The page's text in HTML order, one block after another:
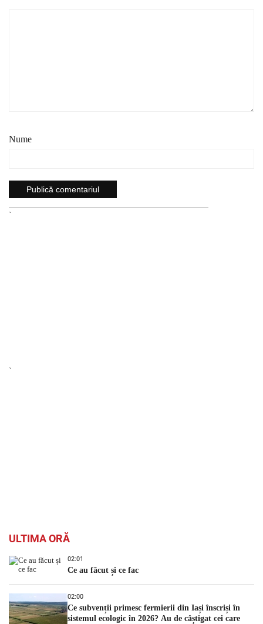
Nume
`
`
ULTIMA ORĂ
02:01
Ce au făcut și ce fac
02:00
Ce subvenții primesc fermierii din Iași înscriși în
sistemul ecologic în 2026? Au de câștigat cei care